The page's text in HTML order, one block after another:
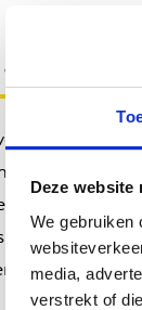
Deze website
We gebruiken
media,
verstrekt of
Beter Uit
sfeer
en
reisleiders
op reis